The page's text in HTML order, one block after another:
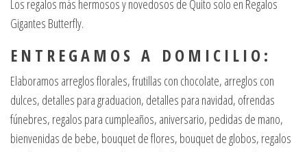
Los regalos más hermosos y novedosos de Quito solo en Regalos
Gigantes Butterfly.
E N T R E G A M O S A D O M I C I L I O :
Elaboramos arreglos florales, frutillas con chocolate, arreglos con
dulces, detalles para graduacion, detalles para navidad, ofrendas
fúnebres, regalos para cumpleaños, aniversario, pedidas de mano,
bienvenidas de bebe, bouquet de flores, bouquet de globos, regalos